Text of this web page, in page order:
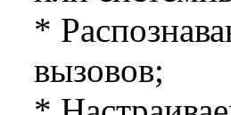
*
вызовов;